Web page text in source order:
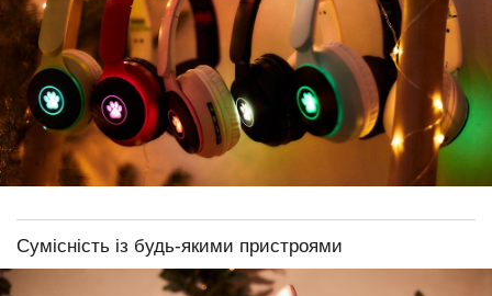
Сумісність із будь-якими пристроями